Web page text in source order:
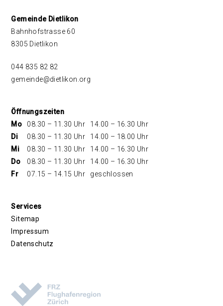
Footer
Gemeinde Dietlikon
Bahnhofstrasse 60
8305 Dietlikon
044 835 82 82
gemeinde@dietlikon.org
Öffnungszeiten
Mo
08.30 – 11.30 Uhr
14.00 – 16.30 Uhr
Di
08.30 – 11.30 Uhr
14.00 – 18.00 Uhr
Mi
08.30 – 11.30 Uhr
14.00 – 16.30 Uhr
Do
08.30 – 11.30 Uhr
14.00 – 16.30 Uhr
Fr
07.15 – 14.15 Uhr geschlossen
Services
Sitemap
Impressum
Datenschutz